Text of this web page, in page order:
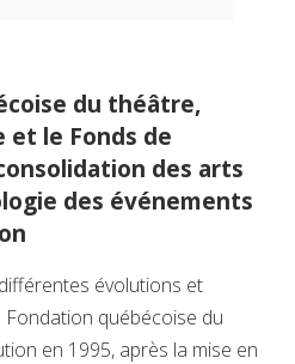
du théâtre,
et le Fonds de
des arts
des événements
évolutions et
Fondation québécoise du
en 1995, après la mise en